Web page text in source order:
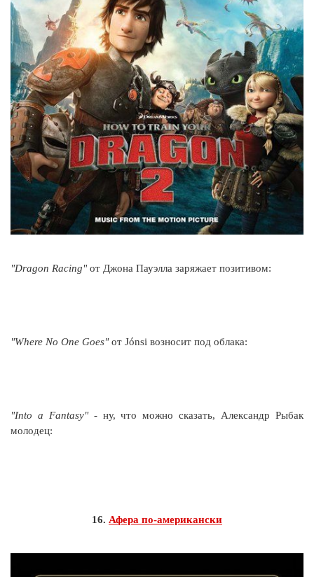
"Dragon Racing"от Джона Пауэлла заряжает позитивом:
"Where No One Goes"от Jónsi возносит под облака:
"Into a Fantasy"- ну, что можно сказать, Александр Рыбак
молодец:
16. Афера по-американски